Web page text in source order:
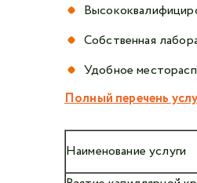
Собственная
Удобное
Полный перечень
Наименование услуги